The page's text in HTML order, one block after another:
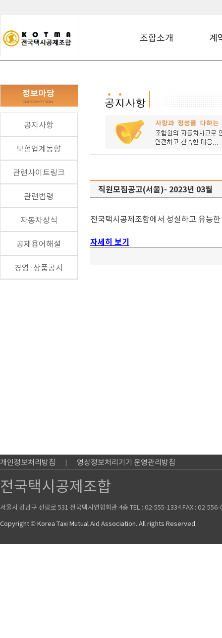
조합소개 계
공지사항
보험업계동향
관련사이트링크
관련법령
자동차상식
공제용어해설
경영·상품공시
직원모집공고(서울)- 2023년 03월
전국택시공제조합에서 성실하고 유능
자세히 보기
개인정보처리방침 영상정보처리기기 운영관리방침
전국택시공제조합
서울시 강남구 선릉로 531 전국택시연합회관 4층 TEL : 02-555-1334 FAX : 02-
Copyright © Korea Taxi Mutual Aid Association. All rights Reserved.